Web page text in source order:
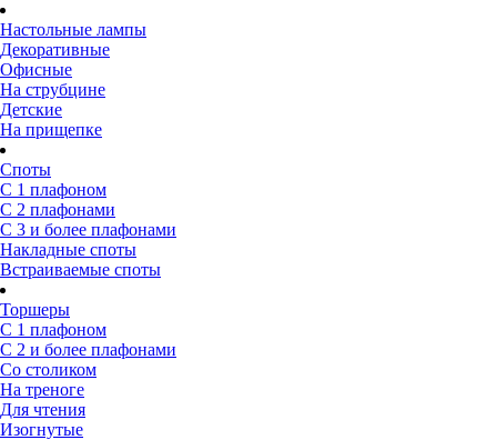
Настольные лампы
Декоративные
Офисные
На струбцине
Детские
На прищепке
Споты
С 1 плафоном
С 2 плафонами
С 3 и более плафонами
Накладные споты
Встраиваемые споты
Торшеры
С 1 плафоном
С 2 и более плафонами
Со столиком
На треноге
Для чтения
Изогнутые